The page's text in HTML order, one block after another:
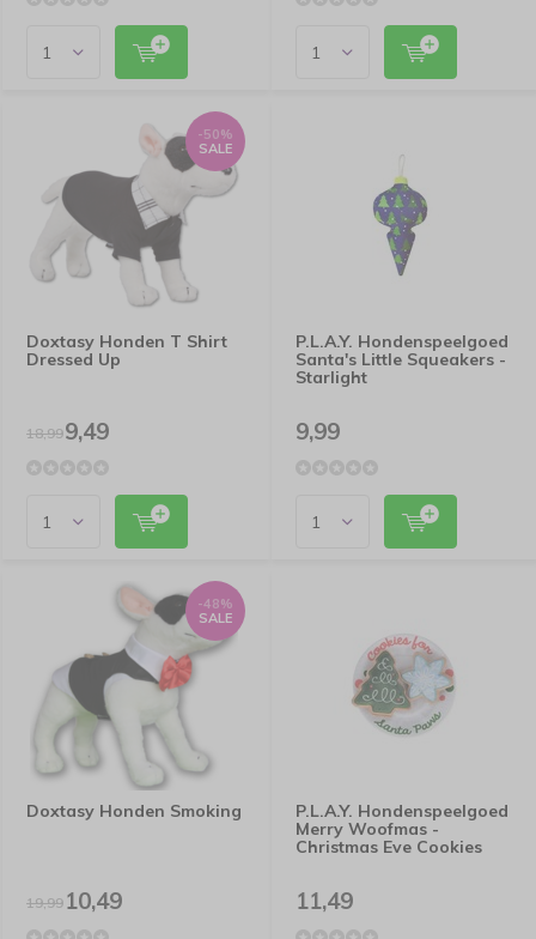
Doxtasy Honden T Shirt
Dressed Up
-50%
SALE
18,999,49
P.L.A.Y. Hondenspeelgoed
Santa's Little Squeakers -
Starlight
9,99
Doxtasy Honden Smoking
-48%
SALE
19,9910,49
P.L.A.Y. Hondenspeelgoed
Merry Woofmas -
Christmas Eve Cookies
11,49